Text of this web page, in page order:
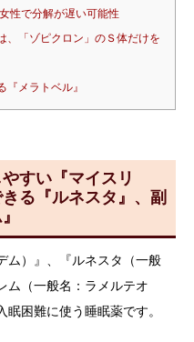
性で分解が遅い可能性
、「ゾピクロン」のＳ体だけを
メラトベル』
すい『マイスリ
る『ルネスタ』、副
）』、『ルネスタ（一般
ム（一般名：ラメルテオ
困難に使う睡眠薬です。